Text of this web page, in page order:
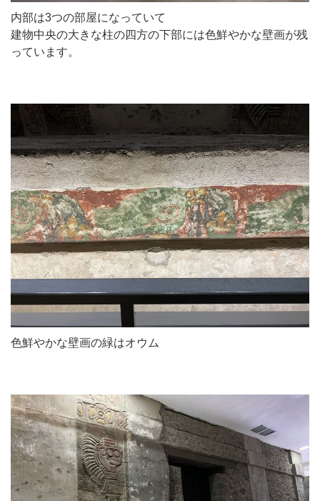
内部は3つの部屋になっていて
建物中央の大きな柱の四方の下部には色鮮やかな壁画が残
っています。
色鮮やかな壁画の緑はオウム